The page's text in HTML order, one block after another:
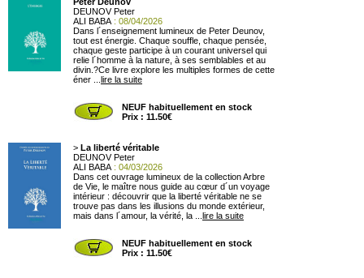
DEUNOV Peter
ALI BABA : 08/04/2026
Dans l´enseignement lumineux de Peter Deunov,
tout est énergie. Chaque souffle, chaque pensée,
chaque geste participe à un courant universel qui
relie l´homme à la nature, à ses semblables et au
divin.?Ce livre explore les multiples formes de cette
éner ... lire la suite
NEUF habituellement en stock
Prix : 11.50€
> La liberté véritable
DEUNOV Peter
ALI BABA : 04/03/2026
Dans cet ouvrage lumineux de la collection Arbre
de Vie, le maître nous guide au cœur d´un voyage
intérieur : découvrir que la liberté véritable ne se
trouve pas dans les illusions du monde extérieur,
mais dans l´amour, la vérité, la ... lire la suite
NEUF habituellement en stock
Prix : 11.50€